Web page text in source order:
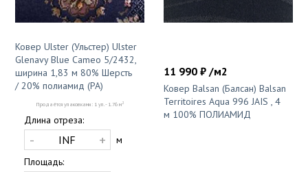
Ковер Ulster (Ульстер) Ulster
Glenavy Blue Cameo 5/2432,
ширина 1,83 м 80% Шерсть
/ 20% полиамид (PA)
Продаётся упаковками: 1 уп. - 1.76 м2
Длина отреза:
- +
м
Площадь:
11 990 ₽ /м2
Ковер Balsan (Балсан) Balsan
Territoires Aqua 996 JAIS , 4
м 100% ПОЛИАМИД